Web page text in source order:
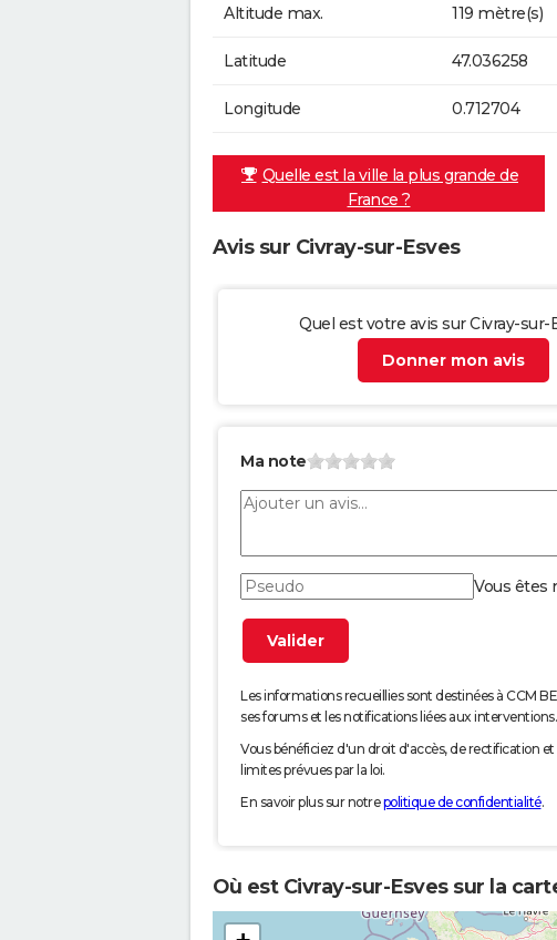
Altitude max. 119 mètre(s)
Latitude 47.036258
Longitude 0.712704
Quelle est la ville la plus grande de
France ?
Avis sur Civray-sur-Esves
Quel est votre avis sur Civray-sur-
Donner mon avis
Ma note
Vous êtes
Les informations recueillies sont destinées à CCM
ses forums et les notifications liées aux interventions.
Vous bénéficiez d'un droit d'accès, de rectification
limites prévues par la loi.
En savoir plus sur notrepolitique de confidentialité.
Où est Civray-sur-Esves sur la